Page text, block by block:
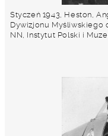
Styczeń 1943, Heston,
Dywizjonu Myśliwskiego
NN, Instytut Polski i